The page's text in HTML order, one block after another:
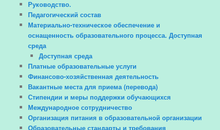
Руководство.
Педагогический состав
Материально-техническое обеспечение и
оснащенность образовательного процесса. Доступная
среда
Доступная среда
Платные образовательные услуги
Финансово-хозяйственная деятельность
Вакантные места для приема (перевода)
Стипендии и меры поддержки обучающихся
Международное сотрудничество
Организация питания в образовательной организации
Образовательные стандарты и требования